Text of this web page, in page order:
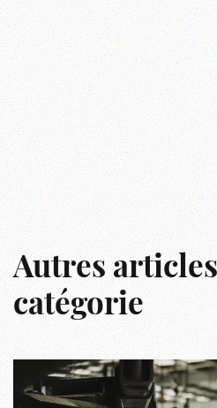
Autres
catégorie